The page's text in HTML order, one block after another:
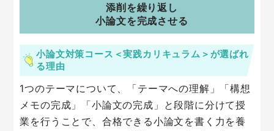
添削を繰り返し
小論文を完成させる
小論文対策コース＜実践カリキュラム＞が選ばれ
る理由
1つのテーマについて、「テーマへの理解」「構想
メモの完成」「小論文の完成」と段階に分けて授
業を行うことで、合格できる小論文を書く力を養